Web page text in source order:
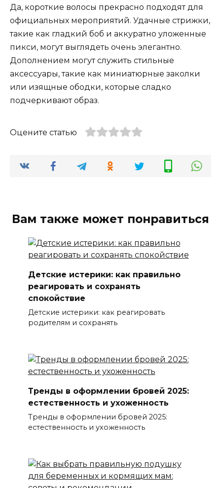
Да, короткие волосы прекрасно подходят для
официальных мероприятий. Удачные стрижки,
такие как гладкий боб и аккуратно уложенные
пикси, могут выглядеть очень элегантно.
Дополнением могут служить стильные
аксессуары, такие как миниатюрные заколки
или изящные ободки, которые сладко
подчеркивают образ.
Оцените статью
Вам также может понравиться
Детские истерики: как правильно
реагировать и сохранять
спокойствие
Детские истерики: как реагировать
родителям и сохранять
Тренды в оформлении бровей 2025:
естественность и ухоженность
Тренды в оформлении бровей 2025:
естественность и ухоженность